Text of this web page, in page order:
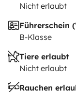
Nicht erlaubt
Führerschein
B-Klasse
Tiere erlaubt
Nicht erlaubt
Rauchen